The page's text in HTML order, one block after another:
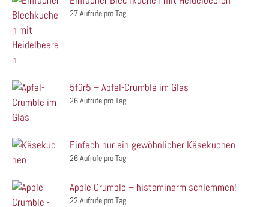
27 Aufrufe pro Tag
5für5 – Apfel-Crumble im Glas
26 Aufrufe pro Tag
Einfach nur ein gewöhnlicher Käsekuchen
26 Aufrufe pro Tag
Apple Crumble – histaminarm schlemmen!
22 Aufrufe pro Tag